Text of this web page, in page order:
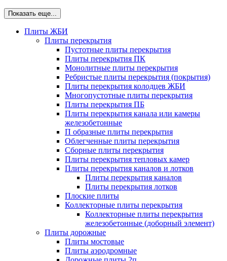
Показать еще...
Плиты ЖБИ
Плиты перекрытия
Пустотные плиты перекрытия
Плиты перекрытия ПК
Монолитные плиты перекрытия
Ребристые плиты перекрытия (покрытия)
Плиты перекрытия колодцев ЖБИ
Многопустотные плиты перекрытия
Плиты перекрытия ПБ
Плиты перекрытия канала или камеры
железобетонные
П образные плиты перекрытия
Облегченные плиты перекрытия
Сборные плиты перекрытия
Плиты перекрытия тепловых камер
Плиты перекрытия каналов и лотков
Плиты перекрытия каналов
Плиты перекрытия лотков
Плоские плиты
Коллекторные плиты перекрытия
Коллекторные плиты перекрытия
железобетонные (доборный элемент)
Плиты дорожные
Плиты мостовые
Плиты аэродромные